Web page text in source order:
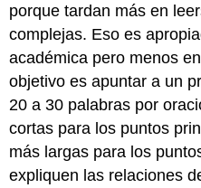
porque tardan más en
complejas. Eso es
académica pero menos
objetivo es apuntar a un
20 a 30 palabras por
cortas para los puntos
más largas para los
expliquen las relaciones